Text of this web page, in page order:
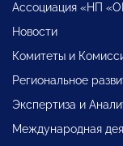
Ассоциация «НП
Новости
Комитеты и
Региональное
Экспертиза и
Международная